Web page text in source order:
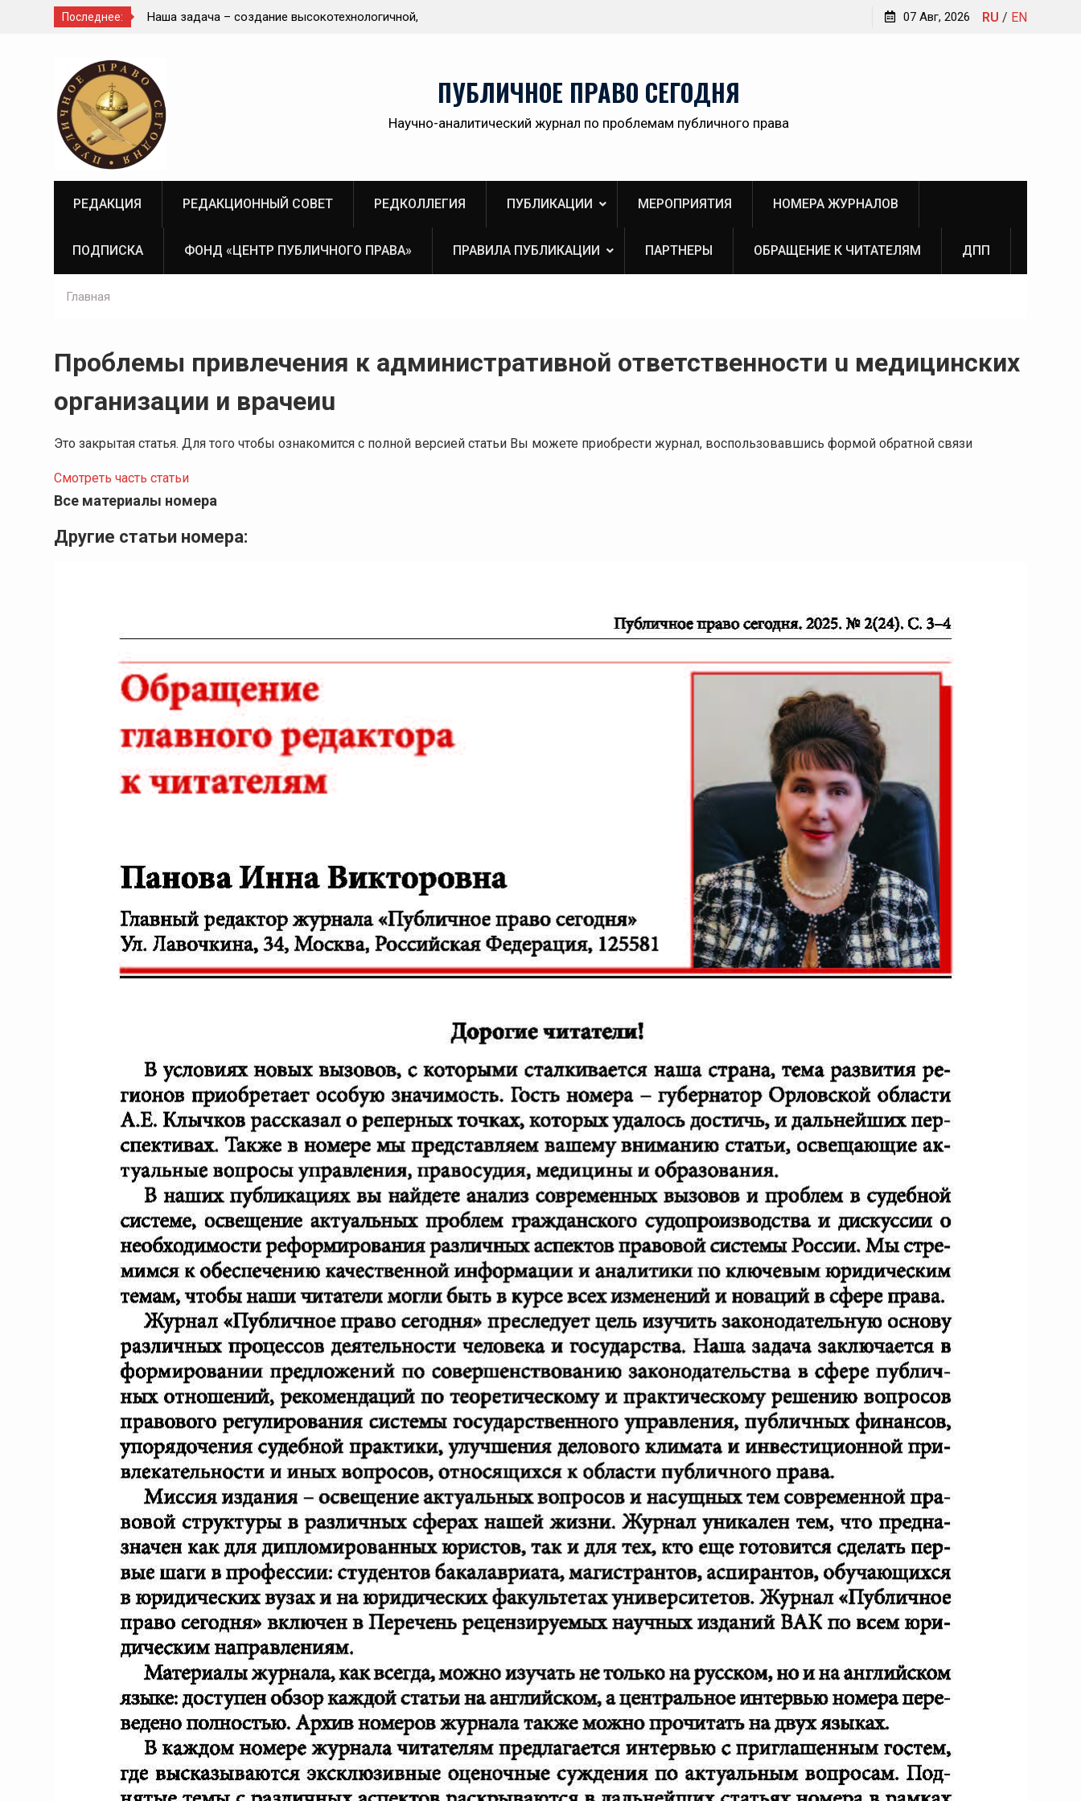
Последнее:
Наша задача – создание высокотехнологичной,
судебно-экспертной системы России
Приветствие Статс-секретаря -заместителя
секции «Административный порядок
рассмотрения публично-правовых споров и
правовая медицина» II Донбасского
Обращение главного редактора Инны Викторовны
RU / EN
07 Авг, 2026
содержимому
ПУБЛИЧНОЕ ПРАВО СЕГОДНЯ
Научно-аналитический журнал по проблемам публичного права
РЕДАКЦИЯ РЕДАКЦИОННЫЙ СОВЕТ РЕДКОЛЛЕГИЯ ПУБЛИКАЦИИ МЕРОПРИЯТИЯ НОМЕРА ЖУРНАЛОВ
ПОДПИСКА ФОНД «ЦЕНТР ПУБЛИЧНОГО ПРАВА» ПРАВИЛА ПУБЛИКАЦИИ ПАРТНЕРЫ ОБРАЩЕНИЕ К ЧИТАТЕЛЯМ ДПП
Главная
Проблемы привлечения к административной ответственности u медицинских
организации и врачеиu
Это закрытая статья. Для того чтобы ознакомится с полной версией статьи Вы можете приобрести журнал, воспользовавшись формой обратной связи
Смотреть часть статьи
Все материалы номера
Другие статьи номера: